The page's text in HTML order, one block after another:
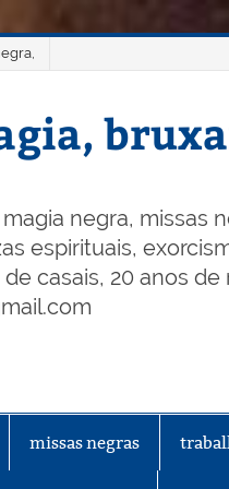
negra, missas
espirituais,
casais, 20 anos de
missas negras